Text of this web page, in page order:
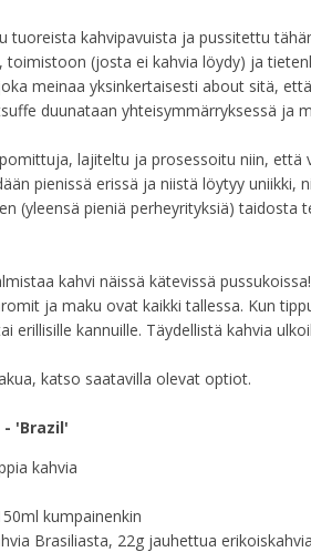
tuoreista kahvipavuista ja pussitettu
toimistoon (josta ei kahvia löydy) ja
meinaa yksinkertaisesti about sitä,
duunataan yhteisymmärryksessä ja
lajiteltu ja prosessoitu niin,
pienissä erissä ja niistä löytyy
(yleensä pieniä perheyrityksiä)
kahvi näissä kätevissä
ja maku ovat kaikki tallessa. Kun
erillisille kannuille. Täydellistä kahvia
katso saatavilla olevat optiot.
- 'Brazil'
kahvia
kumpainenkin
Brasiliasta, 22g jauhettua erikoiskahvia